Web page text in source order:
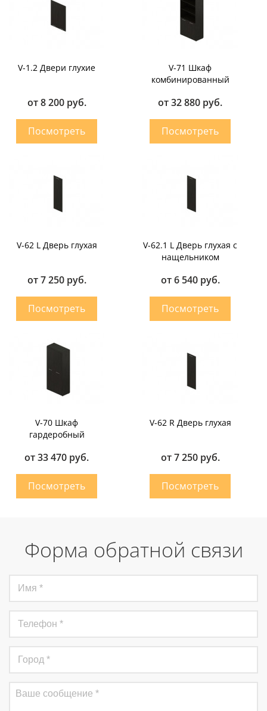
V-1.2 Двери глухие
от 8 200 руб.
V-71 Шкаф
комбинированный
от 32 880 руб.
V-62 L Дверь глухая
от 7 250 руб.
V-62.1 L Дверь глухая с
нащельником
от 6 540 руб.
V-70 Шкаф
гардеробный
от 33 470 руб.
V-62 R Дверь глухая
от 7 250 руб.
Форма обратной связи